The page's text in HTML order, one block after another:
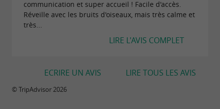
communication et super accueil ! Facile d'accès.
Réveille avec les bruits d'oiseaux, mais très calme et
très...
LIRE L'AVIS COMPLET
LIRE TOUS LES AVIS
ECRIRE UN AVIS
© TripAdvisor 2026